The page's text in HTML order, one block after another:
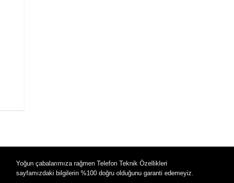
Yoğun çabalarımıza rağmen Telefon Teknik Özellikleri
sayfamızdaki bilgilerin %100 doğru olduğunu garanti edemeyiz.